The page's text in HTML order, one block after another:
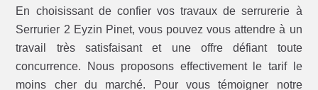
En choisissant de confier vos travaux de serrurerie à
Serrurier 2 Eyzin Pinet, vous pouvez vous attendre à un
travail très satisfaisant et une offre défiant toute
concurrence. Nous proposons effectivement le tarif le
moins cher du marché. Pour vous témoigner notre